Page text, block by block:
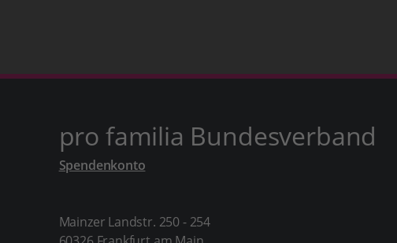
pro familia Bundesverband
Spendenkonto
Mainzer Landstr. 250 - 254